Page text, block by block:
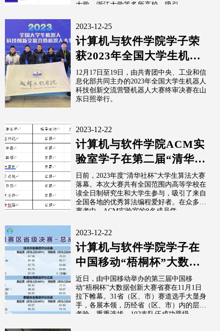
大学、浙江大学等多所高校，吸引...
2023-12-25
计算机与软件学院学子荣
获2023年全国大学生机器
人大赛特等奖、二等奖
12月17日至19日，由共青团中央、工业和信
息化部共同主办的2023年全国大学生机器人
科技创新交流营暨机器人大赛终审决赛在山
东日照举行。
2023-12-22
计算机与软件学院ACM实
验室学子在第二届“清华社
杯”大学生算法大赛中荣获
一等奖
日前，2023年度“清华社杯”大学生算法大赛
落幕。本次大赛共有全国范围内高等学校在
读全日制研究生和大学生参与，吸引了来自
全国各地的优秀算法编程爱好者。在众多参
赛者中，ACM实验室的8名成员凭...
2023-12-22
计算机与软件学院学子在
中国移动“梧桐杯”大数据
创新大赛中斩获佳绩
近日，由中国移动举办的第三届中国移
动“梧桐杯”大数据创新大赛省赛在11月1日
拉下帷幕。31省（区、市）赛道选手大显身
手，各展本领，历经省（区、市）内的层层
考验、重重选拔，102支队伍成功晋级...